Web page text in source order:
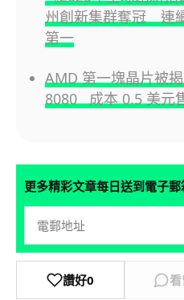
州創新集群奪冠 連
第一
AMD 第一塊晶片被
8080 成本 0.5 美元
更多精彩文章每日送到電子郵
讚好0